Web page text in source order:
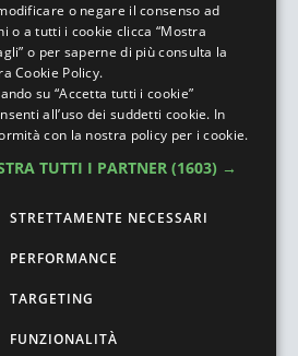
o negare il consenso ad
o a tutti i cookie clicca “Mostra
o per saperne di più consulta la
Cookie Policy.
su “Accetta tutti i cookie”
all’uso dei suddetti cookie. In
con la nostra policy per i cookie.
TUTTI I PARTNER (1603) →
STRETTAMENTE NECESSARI
PERFORMANCE
TARGETING
FUNZIONALITÀ